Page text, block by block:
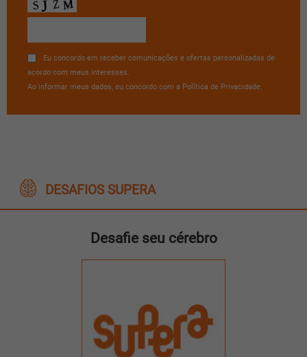
Eu concordo em receber comunicações e ofertas personalizadas de
acordo com meus interesses.
Ao informar meus dados, eu concordo com a Política de Privacidade.
DESAFIOS SUPERA
Desafie seu cérebro